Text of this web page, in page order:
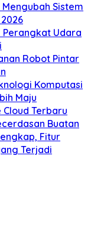
Sistem
Perangkat Udara
Robot Pintar
Komputasi
Maju
Cloud Terbaru
Buatan
Fitur
Terjadi